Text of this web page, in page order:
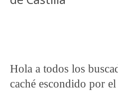
Hola a todos los
caché escondido por